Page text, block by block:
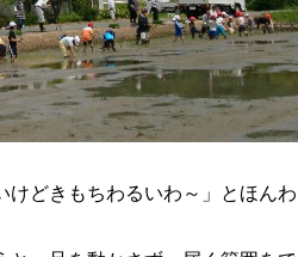
どきもちわるいわ～」とほんわ